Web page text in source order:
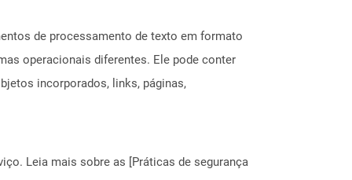
de processamento de texto em formato
operacionais diferentes. Ele pode conter
incorporados, links, páginas,
Leia mais sobre as [Práticas de segurança